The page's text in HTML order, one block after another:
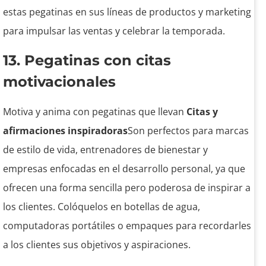
estas pegatinas en sus líneas de productos y marketing
para impulsar las ventas y celebrar la temporada.
13. Pegatinas con citas
motivacionales
Motiva y anima con pegatinas que llevan Citas y
afirmaciones inspiradorasSon perfectos para marcas
de estilo de vida, entrenadores de bienestar y
empresas enfocadas en el desarrollo personal, ya que
ofrecen una forma sencilla pero poderosa de inspirar a
los clientes. Colóquelos en botellas de agua,
computadoras portátiles o empaques para recordarles
a los clientes sus objetivos y aspiraciones.